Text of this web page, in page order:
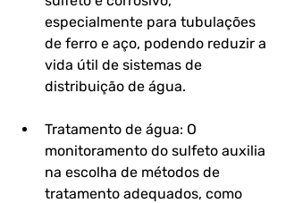
especialmente para tubulações
de ferro e aço, podendo reduzir a
vida útil de sistemas de
distribuição de água.
Tratamento de água: O
monitoramento do sulfeto auxilia
na escolha de métodos de
tratamento adequados, como